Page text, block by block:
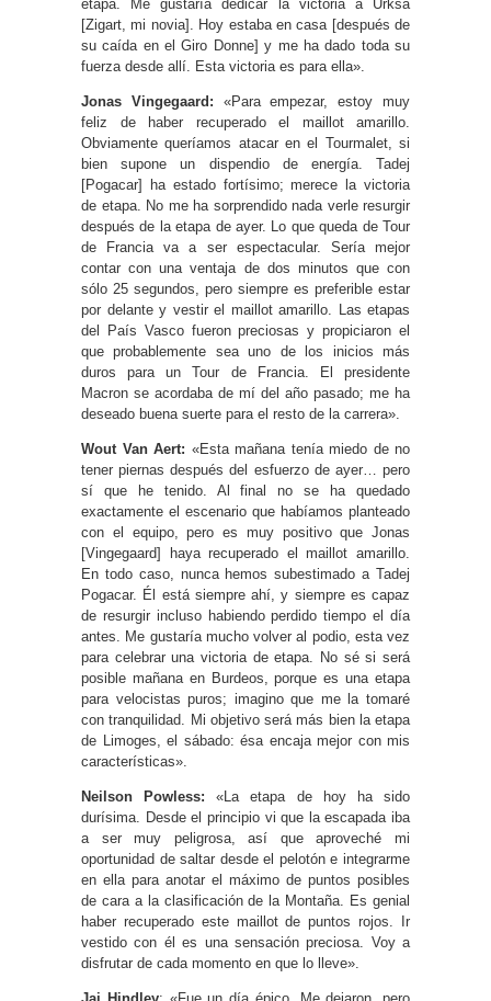
etapa. Me gustaría dedicar la victoria a Urksa
[Zigart, mi novia]. Hoy estaba en casa [después de
su caída en el Giro Donne] y me ha dado toda su
fuerza desde allí. Esta victoria es para ella».
Jonas Vingegaard: «Para empezar, estoy muy
feliz de haber recuperado el maillot amarillo.
Obviamente queríamos atacar en el Tourmalet, si
bien supone un dispendio de energía. Tadej
[Pogacar] ha estado fortísimo; merece la victoria
de etapa. No me ha sorprendido nada verle resurgir
después de la etapa de ayer. Lo que queda de Tour
de Francia va a ser espectacular. Sería mejor
contar con una ventaja de dos minutos que con
sólo 25 segundos, pero siempre es preferible estar
por delante y vestir el maillot amarillo. Las etapas
del País Vasco fueron preciosas y propiciaron el
que probablemente sea uno de los inicios más
duros para un Tour de Francia. El presidente
Macron se acordaba de mí del año pasado; me ha
deseado buena suerte para el resto de la carrera».
Wout Van Aert: «Esta mañana tenía miedo de no
tener piernas después del esfuerzo de ayer… pero
sí que he tenido. Al final no se ha quedado
exactamente el escenario que habíamos planteado
con el equipo, pero es muy positivo que Jonas
[Vingegaard] haya recuperado el maillot amarillo.
En todo caso, nunca hemos subestimado a Tadej
Pogacar. Él está siempre ahí, y siempre es capaz
de resurgir incluso habiendo perdido tiempo el día
antes. Me gustaría mucho volver al podio, esta vez
para celebrar una victoria de etapa. No sé si será
posible mañana en Burdeos, porque es una etapa
para velocistas puros; imagino que me la tomaré
con tranquilidad. Mi objetivo será más bien la etapa
de Limoges, el sábado: ésa encaja mejor con mis
características».
Neilson Powless: «La etapa de hoy ha sido
durísima. Desde el principio vi que la escapada iba
a ser muy peligrosa, así que aproveché mi
oportunidad de saltar desde el pelotón e integrarme
en ella para anotar el máximo de puntos posibles
de cara a la clasificación de la Montaña. Es genial
haber recuperado este maillot de puntos rojos. Ir
vestido con él es una sensación preciosa. Voy a
disfrutar de cada momento en que lo lleve».